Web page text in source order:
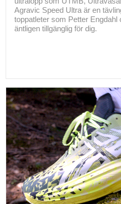
Agravic Speed Ultra är en
toppatleter som Petter Engdahl
äntligen tillgänglig för dig.